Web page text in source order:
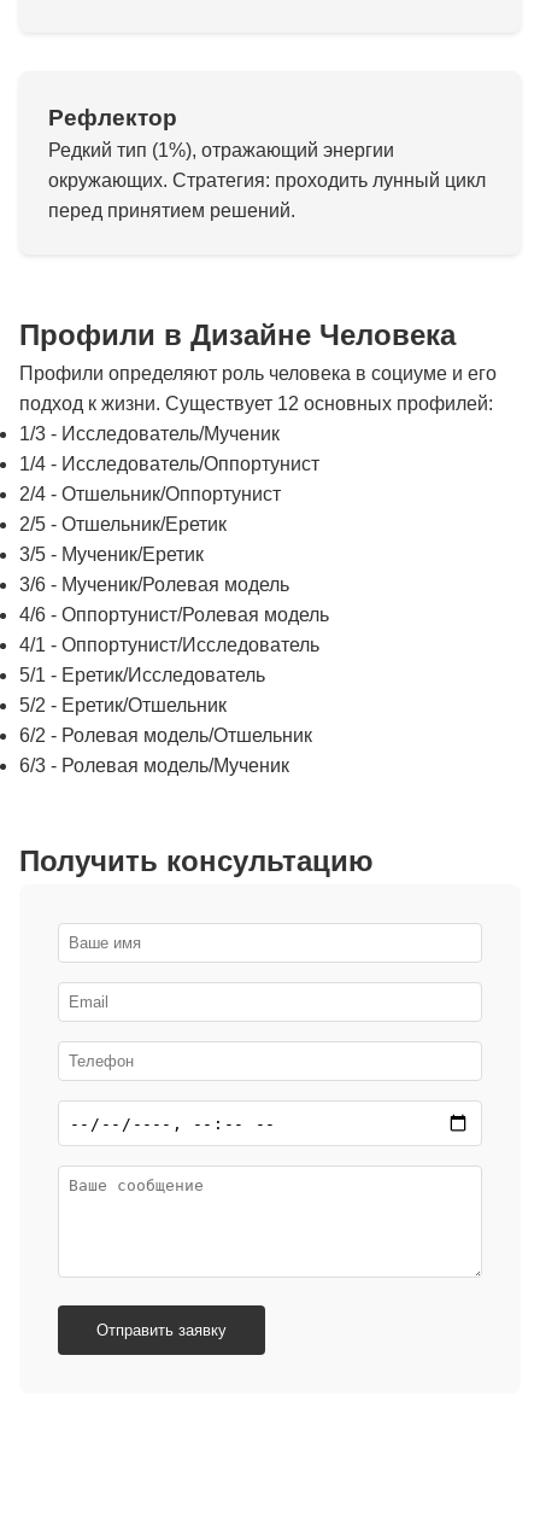
Рефлектор
Редкий тип (1%), отражающий энергии
окружающих. Стратегия: проходить лунный цикл
перед принятием решений.
Профили в Дизайне Человека
Профили определяют роль человека в социуме и его
подход к жизни. Существует 12 основных профилей:
1/3 - Исследователь/Мученик
1/4 - Исследователь/Оппортунист
2/4 - Отшельник/Оппортунист
2/5 - Отшельник/Еретик
3/5 - Мученик/Еретик
3/6 - Мученик/Ролевая модель
4/6 - Оппортунист/Ролевая модель
4/1 - Оппортунист/Исследователь
5/1 - Еретик/Исследователь
5/2 - Еретик/Отшельник
6/2 - Ролевая модель/Отшельник
6/3 - Ролевая модель/Мученик
Получить консультацию
Отправить заявку